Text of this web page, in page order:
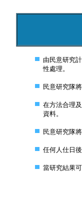
由民意研究
性處理。
民意研究隊
在方法合理
資料。
民意研究隊
任何人仕日
當研究結果